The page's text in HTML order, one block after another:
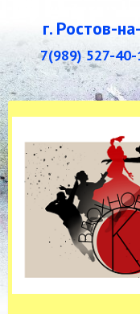
г. Ростов-
7(989) 527-40-